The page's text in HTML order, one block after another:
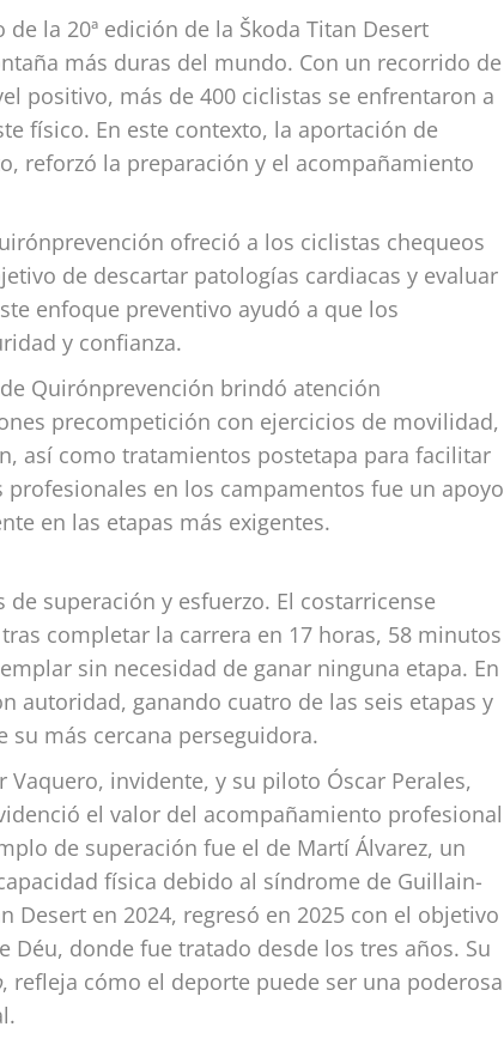
la 20ª edición de la Škoda Titan Desert
más duras del mundo. Con un recorrido de
positivo, más de 400 ciclistas se enfrentaron a
físico. En este contexto, la aportación de
reforzó la preparación y el acompañamiento
ofreció a los ciclistas chequeos
de descartar patologías cardiacas y evaluar
enfoque preventivo ayudó a que los
y confianza.
Quirónprevención brindó atención
precompetición con ejercicios de movilidad,
así como tratamientos postetapa para facilitar
en los campamentos fue un apoyo
en las etapas más exigentes.
superación y esfuerzo. El costarricense
completar la carrera en 17 horas, 58 minutos
sin necesidad de ganar ninguna etapa. En
autoridad, ganando cuatro de las seis etapas y
más cercana perseguidora.
invidente, y su piloto Óscar Perales,
el valor del acompañamiento profesional
de superación fue el de Martí Álvarez, un
física debido al síndrome de Guillain-
Desert en 2024, regresó en 2025 con el objetivo
Déu, donde fue tratado desde los tres años. Su
, refleja cómo el deporte puede ser una poderosa